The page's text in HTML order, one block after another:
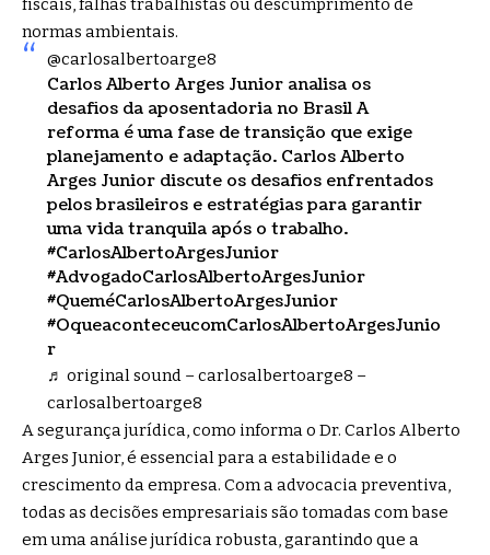
fiscais, falhas trabalhistas ou descumprimento de
normas ambientais.
@carlosalbertoarge8
Carlos Alberto Arges Junior analisa os
desafios da aposentadoria no Brasil A
reforma é uma fase de transição que exige
planejamento e adaptação. Carlos Alberto
Arges Junior discute os desafios enfrentados
pelos brasileiros e estratégias para garantir
uma vida tranquila após o trabalho.
#CarlosAlbertoArgesJunior
#AdvogadoCarlosAlbertoArgesJunior
#QueméCarlosAlbertoArgesJunior
#OqueaconteceucomCarlosAlbertoArgesJunio
r
♬ original sound – carlosalbertoarge8 –
carlosalbertoarge8
A segurança jurídica, como informa o Dr. Carlos Alberto
Arges Junior, é essencial para a estabilidade e o
crescimento da empresa. Com a advocacia preventiva,
todas as decisões empresariais são tomadas com base
em uma análise jurídica robusta, garantindo que a